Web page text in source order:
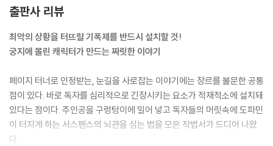
항상 올바른 선택만 하는 똑똑하고 지혜로운 캐릭터는 그다지 흥미롭지 않
다. 하지만 실수를 저지르고, 자제심을 잃고, 입조심을 못 하는 캐릭터라면
이런 캐릭터에게 자연스레 공감하게 된다.
--- 「이야기에는 감정이 필요하다」 중에서
극적 긴장감은 다음에 어떤 일이 일어날까 하는 조마조마한 기분이며 독자
의 흥미를 끌어내는 황금 티켓이기도 하다. 캐릭터가 곤경에 빠지거나 전
출판사 리뷰
최악의 상황을 터뜨릴 기폭제를 반드시 설치할 것!
궁지에 몰린 캐릭터가 만드는 짜릿한 이야기
페이지 터너로 인정받는, 눈길을 사로잡는 이야기에는 장르를 불문한 공통
점이 있다. 바로 독자를 심리적으로 긴장시키는 요소가 적재적소에 설치돼
있다는 점이다. 주인공을 구렁텅이에 밀어 넣고 독자들의 머릿속에 도파민
이 터지게 하는 서스펜스의 뇌관을 심는 법을 모은 작법서가 드디어 나왔
다.